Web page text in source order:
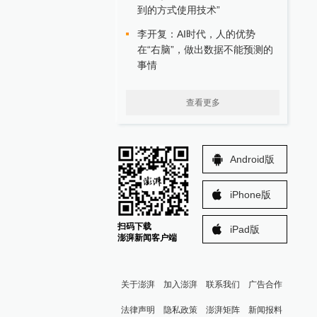
到的方式使用技术”
李开复：AI时代，人的优势
在“右脑”，做出数据不能预测的
事情
查看更多
扫码下载
澎湃新闻客户端
Android版
iPhone版
iPad版
关于澎湃 加入澎湃 联系我们 广告合作
法律声明 隐私政策 澎湃矩阵 新闻报料